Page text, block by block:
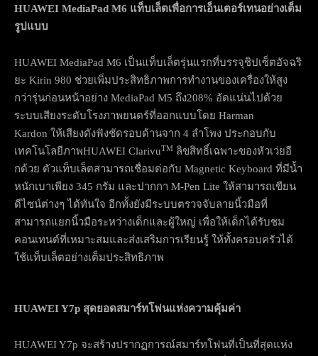
HUAWEI MediaPad M6 แท็บเล็ตเพื่อการเอ็นเตอร์เทนอย่างเต็ม
รูปแบบ
HUAWEI MediaPad M6 เป็นแท็บเล็ตรุ่นแรกที่บรรจุชิปเซ็ตอัจฉริ
ยะ Kirin 980 ช่วยเพิ่มประสิทธิภาพการทำงานของเครื่องให้สูง
กว่ารุ่นก่อนหน้าอย่าง MediaPad M5 ถึง208% อัดแน่นไปด้วย
ระบบเสียงระดับโรงภาพยนตร์ที่ออกแบบโดย Harman
Kardon ให้เสียงดังฟังชัดรอบด้านจาก 4 ลำโพง ประกอบกับ
เทคโนโลยีภาพHUAWEI ClarivuTM ลิขสิทธิ์เฉพาะของหัวเว่ยอี
กด้วย ตัวแท็บเล็ตสามารถเชื่อมต่อกับ Magnetic Keyboard ที่มีน้ำ
หนักเบาเพียง 345 กรัม และปากกา M-Pen Lite ให้สามารถเขียน
ดีไซน์ต่างๆ ได้ทันใจ อีกทั้งยังมีระบบตรวจจับลายนิ้วมือที่
สามารถแยกนิ้วมือระหว่างเด็กและผู้ใหญ่ เพื่อให้เด็กได้รับชม
คอนเทนต์ที่เหมาะสมและส่งเสริมการเรียนรู้ ให้ทั้งครอบครัวได้
ใช้แท็บเล็ตอย่างเต็มประสิทธิภาพ
HUAWEI Y7p สุดยอดสมาร์ทโฟนแห่งความคุ้มค่า
HUAWEI Y7p จะสร้างปรากฏการณ์สมาร์ทโฟนที่เป็นที่สุดแห่ง